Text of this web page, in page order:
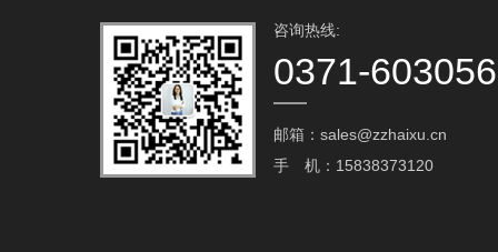
咨询热线:
0371-
邮箱：sales@zzhaixu.cn
手 机：15838373120